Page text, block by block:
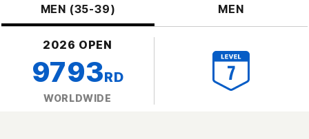
MEN (35-39) MEN
2026 OPEN
9793RD
WORLDWIDE